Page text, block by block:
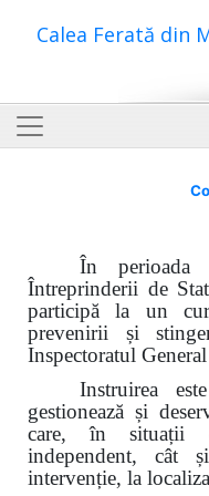
Calea Ferată din
În perioada
Întreprinderii de
participă la un
prevenirii și
Inspectoratul
Instruirea
gestionează și
care, în situații
independent, cât
intervenție, la